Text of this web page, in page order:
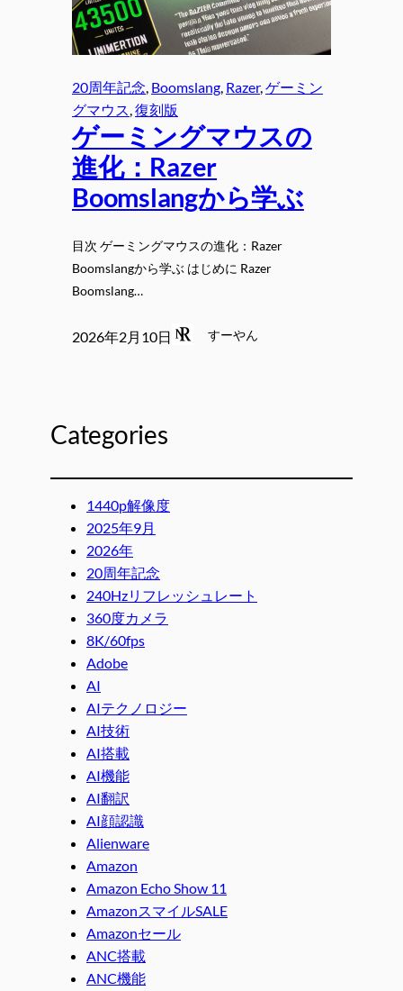
20周年記念 Boomslang Razer, ゲーミン
グマウス 復刻版
ゲーミングマウスの
進化：Razer
Boomslangから学ぶ
目次 ゲーミングマウスの進化：Razer
Boomslangから学ぶ はじめに Razer
Boomslang…
2026年2月10日 すーやん
Categories
1440p解像度
2025年9月
2026年
20周年記念
240Hzリフレッシュレート
360度カメラ
8K/60fps
Adobe
AI
AIテクノロジー
AI技術
AI搭載
AI機能
AI翻訳
AI顔認識
Alienware
Amazon
Amazon Echo Show 11
AmazonスマイルSALE
Amazonセール
ANC搭載
ANC機能